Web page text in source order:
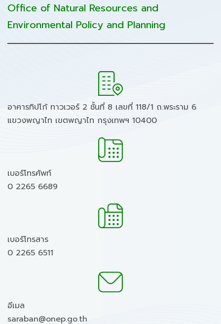
Office of Natural Resources and
Environmental Policy and Planning
อาคารทิปโก้ ทาวเวอร์ 2 ชั้นที่ 8 เลขที่ 118/1 ถ.พระราม 6
แขวงพญาไท เขตพญาไท กรุงเทพฯ 10400
เบอร์โทรศัพท์
0 2265 6689
เบอร์โทรสาร
0 2265 6511
อีเมล
saraban@onep.go.th